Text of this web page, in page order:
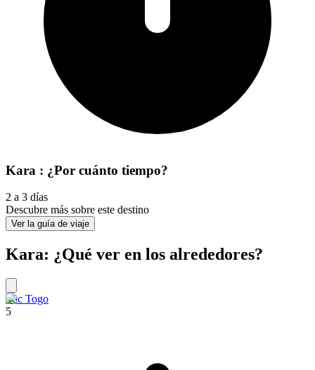
Kara : ¿Por cuánto tiempo?
2 a 3 días
Descubre más sobre este destino
Ver la guía de viaje
Kara: ¿Qué ver en los alrededores?
Lac Togo
5